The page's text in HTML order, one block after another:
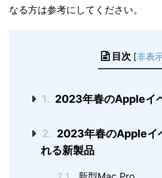
なる方は参考にしてください。
目次 [非表
1. 2023年春のAppleイ
2. 2023年春のAppleイ
れる新製品